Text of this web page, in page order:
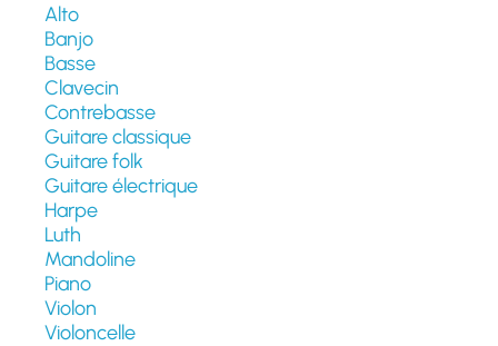
Alto
Banjo
Basse
Clavecin
Contrebasse
Guitare classique
Guitare folk
Guitare électrique
Harpe
Luth
Mandoline
Piano
Violon
Violoncelle